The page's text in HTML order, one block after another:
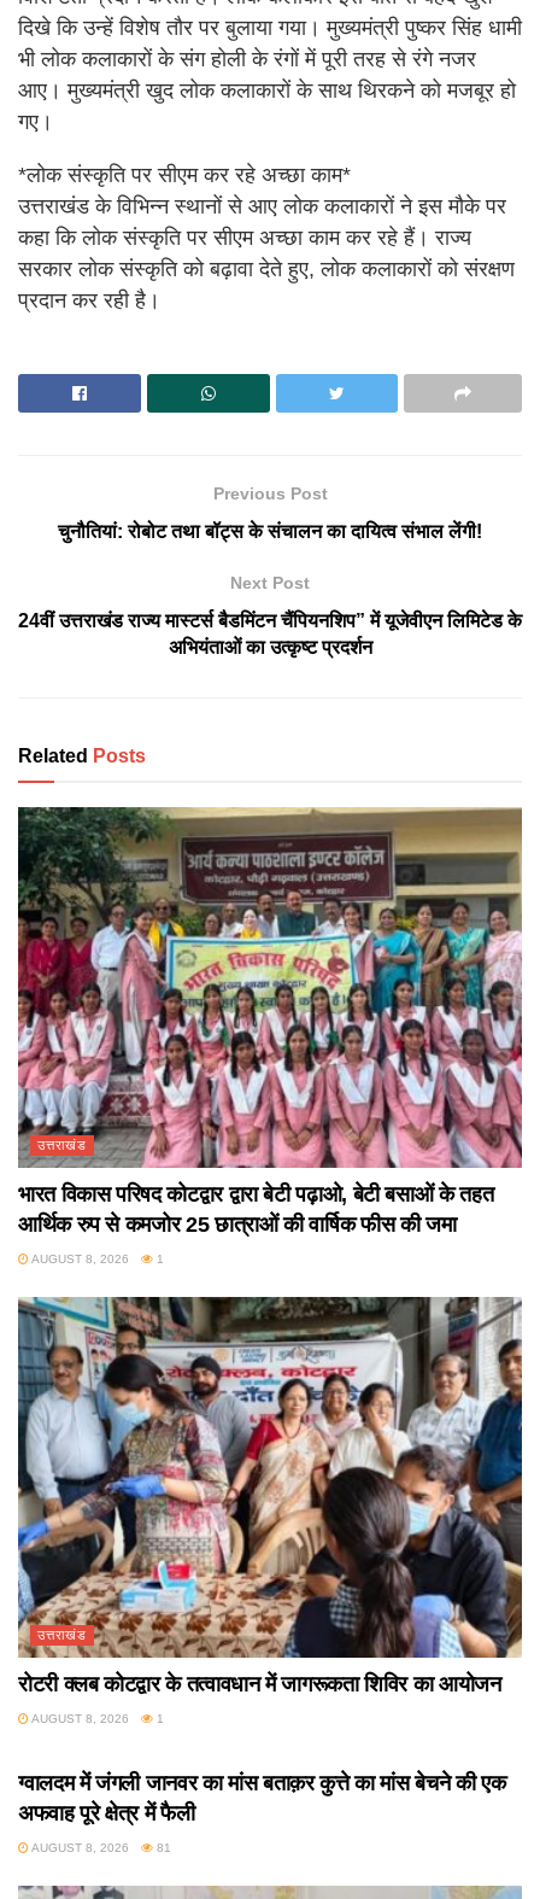
दिखे कि उन्हें विशेष तौर पर बुलाया गया। मुख्यमंत्री पुष्कर सिंह धामी
भी लोक कलाकारों के संग होली के रंगों में पूरी तरह से रंगे नजर
आए। मुख्यमंत्री खुद लोक कलाकारों के साथ थिरकने को मजबूर हो
गए।
*लोक संस्कृति पर सीएम कर रहे अच्छा काम*
उत्तराखंड के विभिन्न स्थानों से आए लोक कलाकारों ने इस मौके पर
कहा कि लोक संस्कृति पर सीएम अच्छा काम कर रहे हैं। राज्य
सरकार लोक संस्कृति को बढ़ावा देते हुए, लोक कलाकारों को संरक्षण
प्रदान कर रही है।
Previous Post
चुनौतियां: रोबोट तथा बॉट्स के संचालन का दायित्व संभाल लेंगी!
Next Post
24वीं उत्तराखंड राज्य मास्टर्स बैडमिंटन चैंपियनशिप” में यूजेवीएन लिमिटेड के
अभियंताओं का उत्कृष्ट प्रदर्शन
Related Posts
उत्तराखंड
भारत विकास परिषद कोटद्वार द्वारा बेटी पढ़ाओ, बेटी बसाओं के तहत
आर्थिक रुप से कमजोर 25 छात्राओं की वार्षिक फीस की जमा
AUGUST 8, 2026 1
उत्तराखंड
रोटरी क्लब कोटद्वार के तत्वावधान में जागरूकता शिविर का आयोजन
AUGUST 8, 2026 1
ग्वालदम में जंगली जानवर का मांस बताक़र कुत्ते का मांस बेचने की एक
अफवाह पूरे क्षेत्र में फैली
AUGUST 8, 2026 81